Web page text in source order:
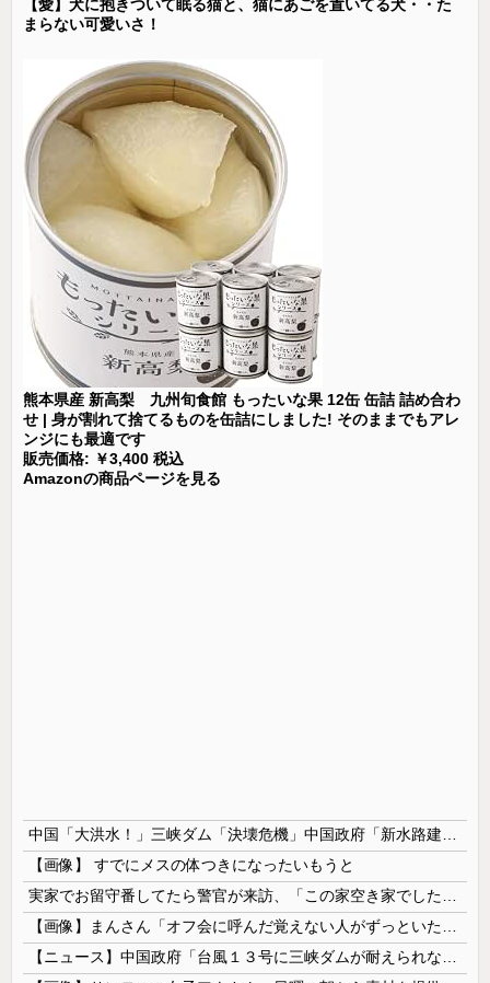
【愛】犬に抱きついて眠る猫と、猫にあごを置いてる犬・・た
まらない可愛いさ！
熊本県産 新高梨 九州旬食館 もったいな果 12缶 缶詰 詰め合わ
せ | 身が割れて捨てるものを缶詰にしました! そのままでもアレ
ンジにも最適です
販売価格: ￥3,400 税込
Amazonの商品ページを見る
【画像】 すでにメスの体つきになったいもうと